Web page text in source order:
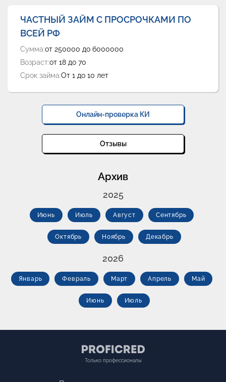
ЧАСТНЫЙ ЗАЙМ С ПРОСРОЧКАМИ ПО
ВСЕЙ РФ
Сумма:от 250000 до 6000000
Возраст:от 18 до 70
Срок займа:От 1 до 10 лет
Онлайн-проверка КИ
Отзывы
Архив
2025
Июнь Июль Август Сентябрь
Октябрь Ноябрь Декабрь
2026
Январь Февраль Март Апрель Май
Июнь Июль
Только профессионалы